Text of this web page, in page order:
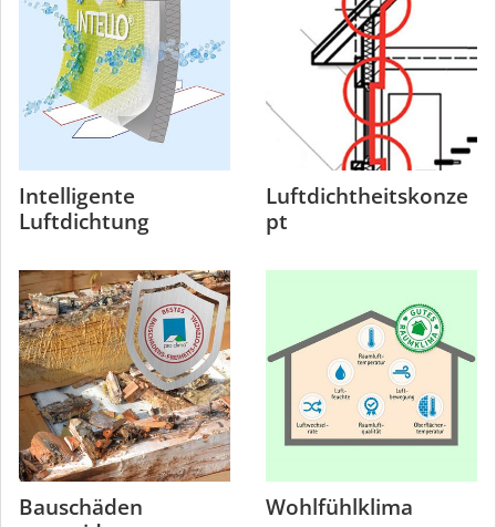
Intelligente
Luftdichtung
Luftdichtheitskonze
pt
Bauschäden
Wohlfühlklima